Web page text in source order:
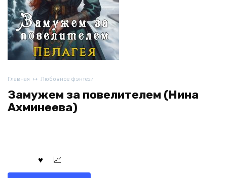
Главная Любовное фэнтези
Замужем за повелителем (Нина
Ахминеева)